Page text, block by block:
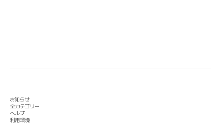
お知らせ
全カテゴリー
ヘルプ
利用環境